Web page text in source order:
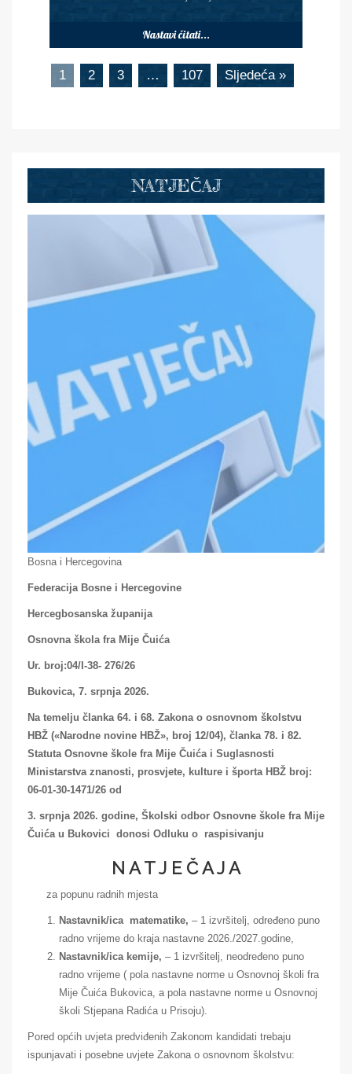
Nastavi čitati...
1 2 3 … 107 Sljedeća »
NATJEČAJ
Bosna i Hercegovina
Federacija Bosne i Hercegovine
Hercegbosanska županija
Osnovna škola fra Mije Čuića
Ur. broj:04/I-38- 276/26
Bukovica, 7. srpnja 2026.
Na temelju članka 64. i 68. Zakona o osnovnom školstvu
HBŽ («Narodne novine HBŽ», broj 12/04), članka 78. i 82.
Statuta Osnovne škole fra Mije Čuića i Suglasnosti
Ministarstva znanosti, prosvjete, kulture i športa HBŽ broj:
06-01-30-1471/26 od
3. srpnja 2026. godine, Školski odbor Osnovne škole fra Mije
Čuića u Bukovici donosi Odluku o raspisivanju
N A T J E Č A J A
za popunu radnih mjesta
Nastavnik/ica matematike, – 1 izvršitelj, određeno puno
radno vrijeme do kraja nastavne 2026./2027.godine,
Nastavnik/ica kemije, – 1 izvršitelj, neodređeno puno
radno vrijeme ( pola nastavne norme u Osnovnoj školi fra
Mije Čuića Bukovica, a pola nastavne norme u Osnovnoj
školi Stjepana Radića u Prisoju).
Pored općih uvjeta predviđenih Zakonom kandidati trebaju
ispunjavati i posebne uvjete Zakona o osnovnom školstvu: